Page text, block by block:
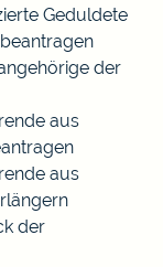
Geduldete
der
aus
aus
der